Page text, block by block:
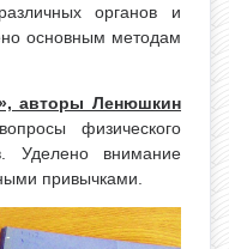
органов и
основным методам
авторы Ленюшкин
физического
Уделено внимание
привычками.